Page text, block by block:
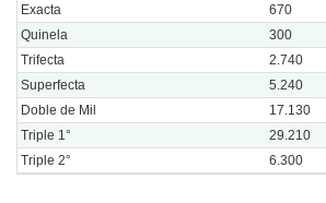
Exacta
670
Quinela
300
Trifecta
2.740
Superfecta
5.240
Doble de Mil
17.130
Triple 1°
29.210
Triple 2°
6.300